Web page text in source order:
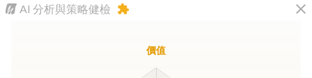
AI 分析與策略健檢 close
extension
價值